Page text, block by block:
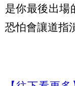
是你最後出場
恐怕會讓道指